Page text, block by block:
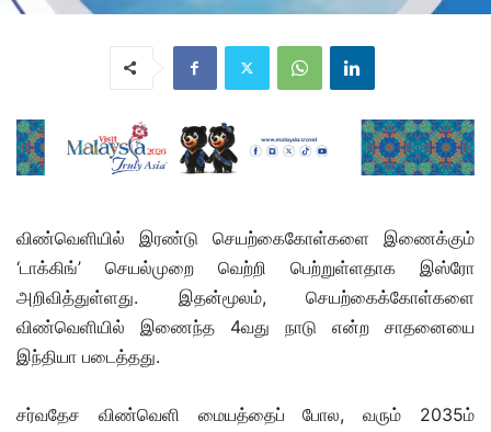
விண்வெளியில் இரண்டு செயற்கைகோள்களை இணைக்கும்
‘டாக்கிங்’ செயல்முறை வெற்றி பெற்றுள்ளதாக இஸ்ரோ
அறிவித்துள்ளது. இதன்மூலம், செயற்கைக்கோள்களை
விண்வெளியில் இணைந்த 4வது நாடு என்ற சாதனையை
இந்தியா படைத்தது.
சர்வதேச விண்வெளி மையத்தைப் போல, வரும் 2035ம்